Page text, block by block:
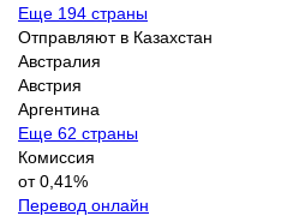
Еще 194 страны
Отправляют в Казахстан
Австралия
Австрия
Аргентина
Еще 62 страны
Комиссия
от 0,41%
Перевод онлайн